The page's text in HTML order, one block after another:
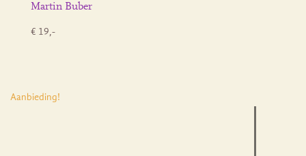
Martin Buber
€ 19,-
Aanbieding!